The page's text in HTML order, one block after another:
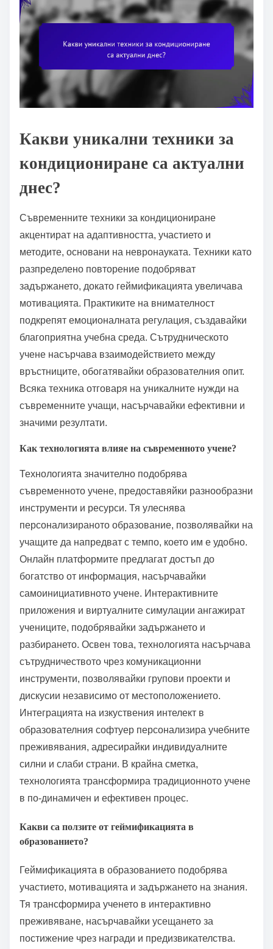
Какви уникални техники за
кондициониране са актуални
днес?
Съвременните техники за кондициониране
акцентират на адаптивността, участието и
методите, основани на невронауката. Техники като
разпределено повторение подобряват
задържането, докато геймификацията увеличава
мотивацията. Практиките на внимателност
подкрепят емоционалната регулация, създавайки
благоприятна учебна среда. Сътрудническото
учене насърчава взаимодействието между
връстниците, обогатявайки образователния опит.
Всяка техника отговаря на уникалните нужди на
съвременните учащи, насърчавайки ефективни и
значими резултати.
Как технологията влияе на съвременното учене?
Технологията значително подобрява
съвременното учене, предоставяйки разнообразни
инструменти и ресурси. Тя улеснява
персонализираното образование, позволявайки на
учащите да напредват с темпо, което им е удобно.
Онлайн платформите предлагат достъп до
богатство от информация, насърчавайки
самоинициативното учене. Интерактивните
приложения и виртуалните симулации ангажират
учениците, подобрявайки задържането и
разбирането. Освен това, технологията насърчава
сътрудничеството чрез комуникационни
инструменти, позволявайки групови проекти и
дискусии независимо от местоположението.
Интеграцията на изкуствения интелект в
образователния софтуер персонализира учебните
преживявания, адресирайки индивидуалните
силни и слаби страни. В крайна сметка,
технологията трансформира традиционното учене
в по-динамичен и ефективен процес.
Какви са ползите от геймификацията в
образованието?
Геймификацията в образованието подобрява
участието, мотивацията и задържането на знания.
Тя трансформира ученето в интерактивно
преживяване, насърчавайки усещането за
постижение чрез награди и предизвикателства.